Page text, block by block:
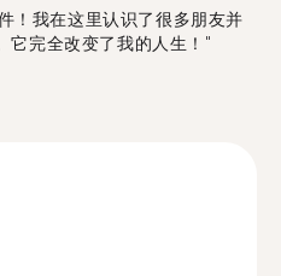
！我在这里认识了很多朋友并
它完全改变了我的人生！"